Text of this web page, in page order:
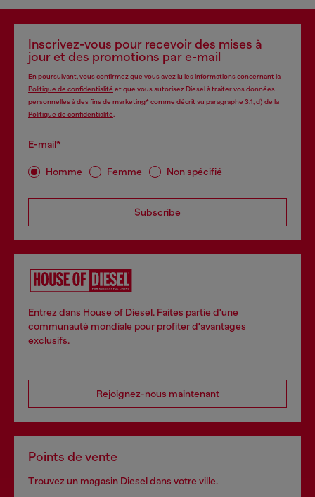
Inscrivez-vous pour recevoir des mises à
jour et des promotions par e-mail
En poursuivant, vous confirmez que vous avez lu les informations concernant la
Politique de confidentialité et que vous autorisez Diesel à traiter vos données
personnelles à des fins de marketing*comme décrit au paragraphe 3.1, d) de la
Politique de confidentialité
E-mail*
Homme Femme Non spécifié
Subscribe
Entrez dans House of Diesel. Faites partie d'une
communauté mondiale pour profiter d'avantages
exclusifs.
Rejoignez-nous maintenant
Points de vente
Trouvez un magasin Diesel dans votre ville.